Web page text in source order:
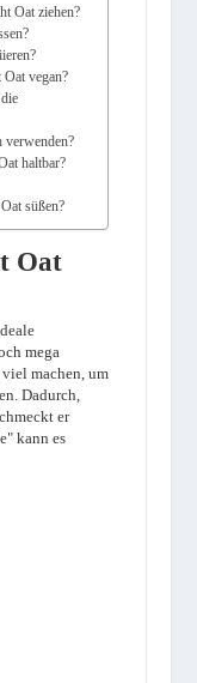
Oat ziehen?
vegan?
verwenden?
haltbar?
süßen?
Oat
mega
machen, um
Dadurch,
er
kann es